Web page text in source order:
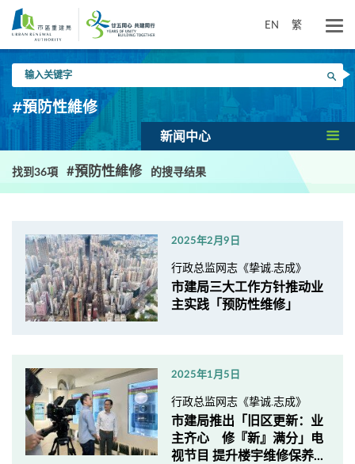
要
EN 繁
入
关
键
搜寻
#預防性維修
新闻中心
找到36項 #預防性維修 的搜寻结果
2025年2月9日
行政总监网志《挚诚.志成》
市建局三大工作方针推动业
主实践「预防性维修」
2025年1月5日
行政总监网志《挚诚.志成》
市建局推出「旧区更新：业
主齐心 修『新』满分」电
视节目 提升楼宇维修保养...